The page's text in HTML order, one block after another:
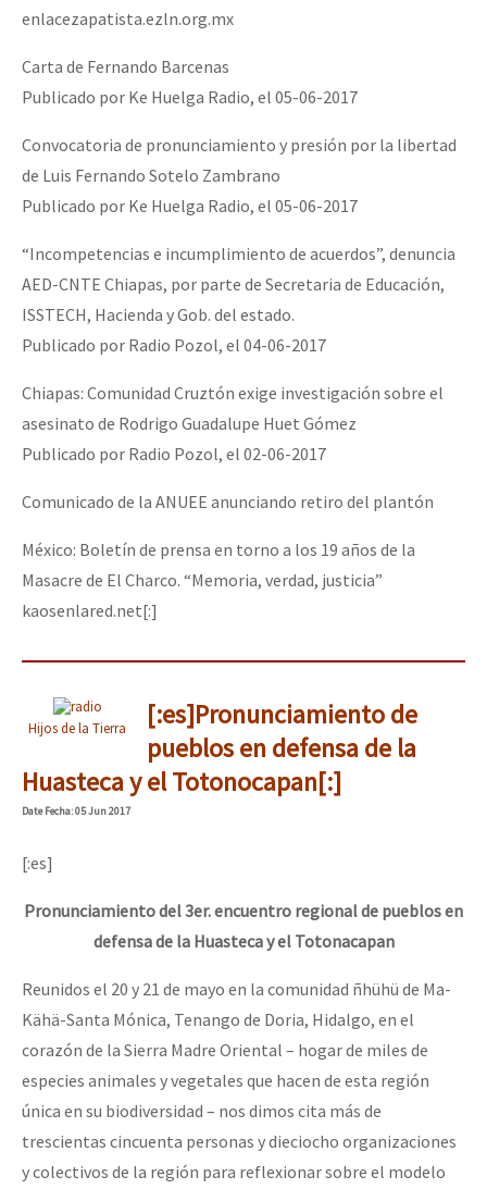
enlacezapatista.ezln.org.mx
Carta de Fernando Barcenas
Publicado por Ke Huelga Radio, el 05-06-2017
Convocatoria de pronunciamiento y presión por la libertad
de Luis Fernando Sotelo Zambrano
Publicado por Ke Huelga Radio, el 05-06-2017
“Incompetencias e incumplimiento de acuerdos”, denuncia
AED-CNTE Chiapas, por parte de Secretaria de Educación,
ISSTECH, Hacienda y Gob. del estado.
Publicado por Radio Pozol, el 04-06-2017
Chiapas: Comunidad Cruztón exige investigación sobre el
asesinato de Rodrigo Guadalupe Huet Gómez
Publicado por Radio Pozol, el 02-06-2017
Comunicado de la ANUEE anunciando retiro del plantón
México: Boletín de prensa en torno a los 19 años de la
Masacre de El Charco. “Memoria, verdad, justicia”
kaosenlared.net[:]
Hijos de la Tierra
[:es]Pronunciamiento de
pueblos en defensa de la
Huasteca y el Totonocapan[:]
DateFecha: 05 Jun 2017
[:es]
Pronunciamiento del 3er. encuentro regional de pueblos en
defensa de la Huasteca y el Totonacapan
Reunidos el 20 y 21 de mayo en la comunidad ñhühü de Ma-
Kähä-Santa Mónica, Tenango de Doria, Hidalgo, en el
corazón de la Sierra Madre Oriental – hogar de miles de
especies animales y vegetales que hacen de esta región
única en su biodiversidad – nos dimos cita más de
trescientas cincuenta personas y dieciocho organizaciones
y colectivos de la región para reflexionar sobre el modelo